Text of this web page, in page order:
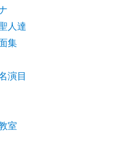
人達
集
演目
室